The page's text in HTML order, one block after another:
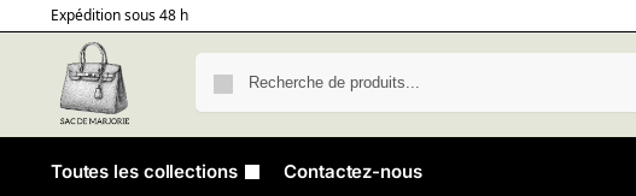
Expédition sous 48 h
Toutes les collections Contactez-nous